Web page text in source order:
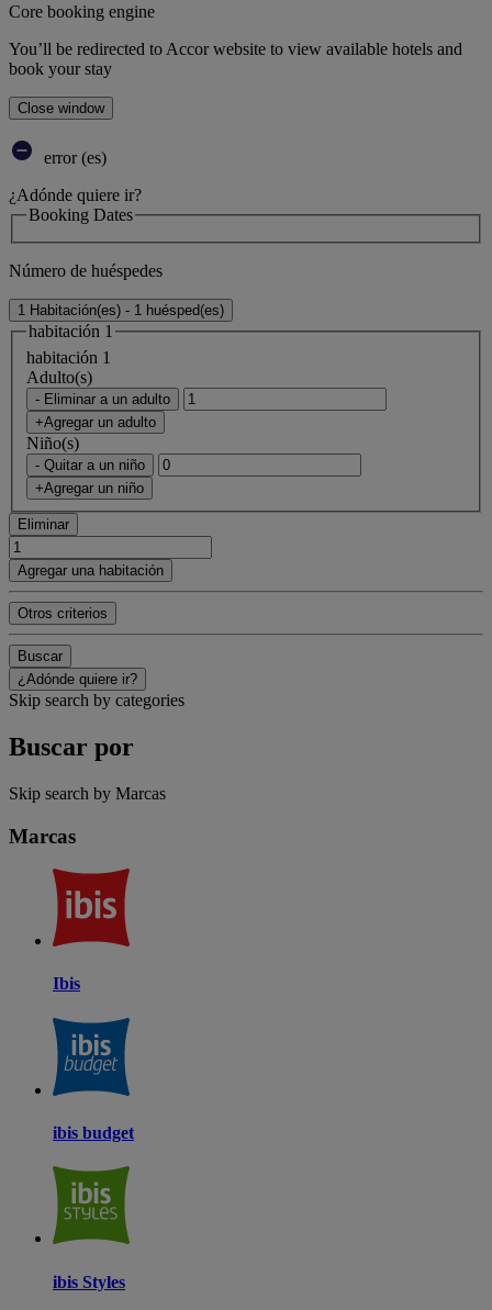
Core booking engine
You’ll be redirected to Accor website to view available hotels and
book your stay
Close window
error (es)
¿Adónde quiere ir?
Booking Dates
Número de huéspedes
1 Habitación(es) - 1 huésped(es)
habitación 1
habitación 1
Adulto(s)
- Eliminar a un adulto
+Agregar un adulto
Niño(s)
- Quitar a un niño
+Agregar un niño
Eliminar
Agregar una habitación
Otros criterios
Buscar
¿Adónde quiere ir?
Skip search by categories
Buscar por
Skip search by Marcas
Marcas
Ibis
ibis budget
ibis Styles